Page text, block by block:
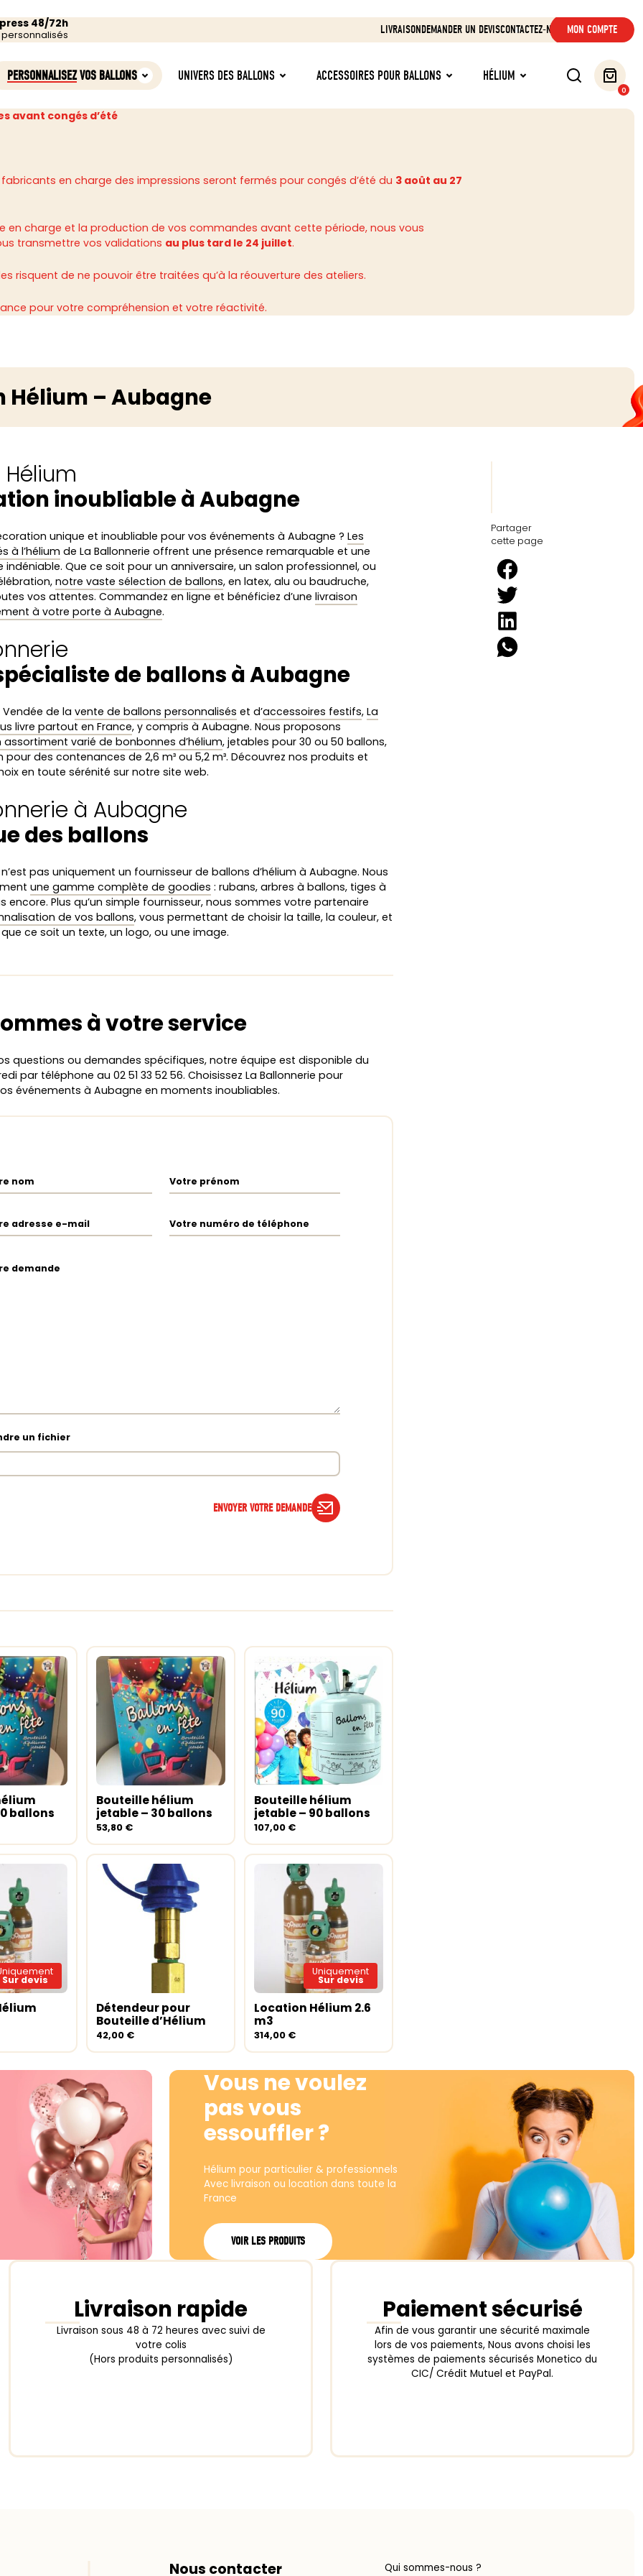
48/72h LIVRAISONDEMANDER UN DEVISCONTACTEZ-NOUS MON COMPTE
PERSONNALISEZVOS BALLONS UNIVERS DES BALLONS ACCESSOIRES POUR BALLONS HÉLIUM
0
avant congés d’été
en charge des impressions seront fermés pour congés d’été du 3 août au 27
en charge et la production de vos commandes avant cette période, nous vous
transmettre vos validations au plus tard le 24 juillet.
risquent de ne pouvoir être traitées qu’à la réouverture des ateliers.
pour votre compréhension et votre réactivité.
Hélium – Aubagne
inoubliable à Aubagne
unique et inoubliable pour vos événements à Aubagne ? Les
à l’hélium de La Ballonnerie offrent une présence remarquable et une
Que ce soit pour un anniversaire, un salon professionnel, ou
notre vaste sélection de ballons, en latex, alu ou baudruche,
vos attentes. Commandez en ligne et bénéficiez d’une livraison
à votre porte à Aubagne.
de ballons à Aubagne
de la vente de ballons personnalisés et d’accessoires festifs, La
livre partout en France, y compris à Aubagne. Nous proposons
assortiment varié de bonbonnes d’hélium, jetables pour 30 ou 50 ballons,
des contenances de 2,6 m³ ou 5,2 m³. Découvrez nos produits et
en toute sérénité sur notre site web.
à Aubagne
des ballons
n’est pas uniquement un fournisseur de ballons d’hélium à Aubagne. Nous
une gamme complète de goodies : rubans, arbres à ballons, tiges à
encore. Plus qu’un simple fournisseur, nous sommes votre partenaire
de vos ballons, vous permettant de choisir la taille, la couleur, et
ce soit un texte, un logo, ou une image.
à votre service
questions ou demandes spécifiques, notre équipe est disponible du
par téléphone au 02 51 33 52 56. Choisissez La Ballonnerie pour
événements à Aubagne en moments inoubliables.
nom Votre prénom
adresse e-mail Votre numéro de téléphone
demande
un fichier
ENVOYER VOTRE DEMANDE
panier
ballons
Ajouter au panier
Bouteille hélium
jetable – 30 ballons
53,80 €
Ajouter au panier
Bouteille hélium
jetable – 90 ballons
107,00 €
Sur devis
Ajouter au panier
Détendeur pour
Bouteille d’Hélium
42,00 €
Uniquement
Sur devis
Lire la suite
Location Hélium 2.6
m3
314,00 €
Partager
cette page
Vous ne voulez
pas vous
essouffler ?
Hélium pour particulier & professionnels
Avec livraison ou location dans toute la
France
VOIR LES PRODUITS
Livraison rapide
Livraison sous 48 à 72 heures avec suivi de
votre colis
(Hors produits personnalisés)
Paiement sécurisé
Afin de vous garantir une sécurité maximale
lors de vos paiements, Nous avons choisi les
systèmes de paiements sécurisés Monetico du
CIC/ Crédit Mutuel et PayPal.
Nous contacter
Qui sommes-nous ?